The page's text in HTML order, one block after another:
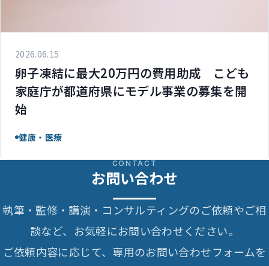
2026.06.15
卵子凍結に最大20万円の費用助成 こども
家庭庁が都道府県にモデル事業の募集を開
始
健康・医療
CONTACT
お問い合わせ
執筆・監修・講演・コンサルティングのご依頼やご相
談など、お気軽にお問い合わせください。
ご依頼内容に応じて、専用のお問い合わせフォームを